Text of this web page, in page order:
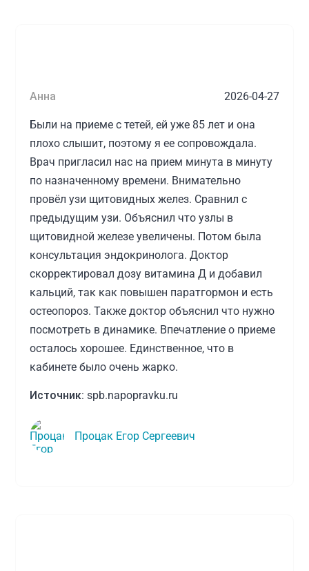
Анна 2026-04-27
Были на приеме с тетей, ей уже 85 лет и она
плохо слышит, поэтому я ее сопровождала.
Врач пригласил нас на прием минута в минуту
по назначенному времени. Внимательно
провёл узи щитовидных желез. Сравнил с
предыдущим узи. Объяснил что узлы в
щитовидной железе увеличены. Потом была
консультация эндокринолога. Доктор
скорректировал дозу витамина Д и добавил
кальций, так как повышен паратгормон и есть
остеопороз. Также доктор объяснил что нужно
посмотреть в динамике. Впечатление о приеме
осталось хорошее. Единственное, что в
кабинете было очень жарко.
Источник: spb.napopravku.ru
Процак Егор Сергеевич